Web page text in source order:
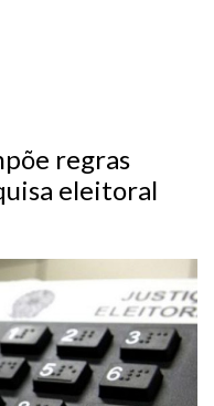
regras
eleitoral